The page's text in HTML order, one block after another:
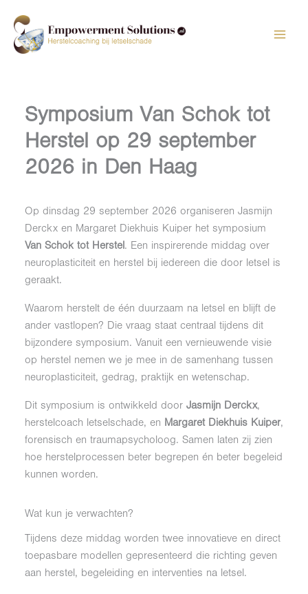
naar
Symposium Van Schok tot
Herstel op 29 september
2026 in Den Haag
Op dinsdag 29 september 2026 organiseren Jasmijn
Derckx en Margaret Diekhuis Kuiper het symposium
Van Schok tot Herstel. Een inspirerende middag over
neuroplasticiteit en herstel bij iedereen die door letsel is
geraakt.
Waarom herstelt de één duurzaam na letsel en blijft de
ander vastlopen? Die vraag staat centraal tijdens dit
bijzondere symposium. Vanuit een vernieuwende visie
op herstel nemen we je mee in de samenhang tussen
neuroplasticiteit, gedrag, praktijk en wetenschap.
Dit symposium is ontwikkeld door Jasmijn Derckx,
herstelcoach letselschade, en Margaret Diekhuis Kuiper,
forensisch en traumapsycholoog. Samen laten zij zien
hoe herstelprocessen beter begrepen én beter begeleid
kunnen worden.
Wat kun je verwachten?
Tijdens deze middag worden twee innovatieve en direct
toepasbare modellen gepresenteerd die richting geven
aan herstel, begeleiding en interventies na letsel.